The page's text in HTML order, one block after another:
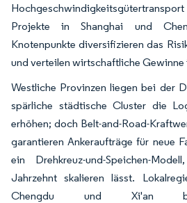
Projekte in Shanghai und
Knotenpunkte diversifizieren das
und verteilen wirtschaftliche Gewinne
Westliche Provinzen liegen bei der
spärliche städtische Cluster die
erhöhen; doch Belt-and-Road-
garantieren Ankeraufträge für neue
ein Drehkreuz-und-Speichen-
Jahrzehnt skalieren lässt.
Chengdu und Xi'an